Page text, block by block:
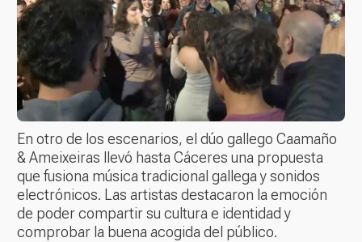
En otro de los escenarios, el dúo gallego Caamaño
& Ameixeiras llevó hasta Cáceres una propuesta
que fusiona música tradicional gallega y sonidos
electrónicos. Las artistas destacaron la emoción
de poder compartir su cultura e identidad y
comprobar la buena acogida del público.